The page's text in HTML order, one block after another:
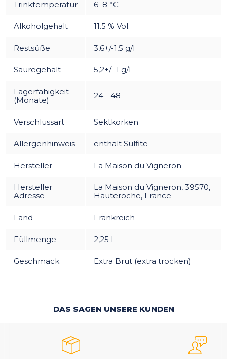
Trinktemperatur 6–8 °C
Alkoholgehalt 11.5 % Vol.
Restsüße 3,6+/-1,5 g/l
Säuregehalt 5,2+/- 1 g/l
Lagerfähigkeit
(Monate)
24 - 48
Verschlussart Sektkorken
Allergenhinweis enthält Sulfite
Hersteller La Maison du Vigneron
Hersteller
Adresse
La Maison du Vigneron, 39570,
Hauteroche, France
Land Frankreich
Füllmenge 2,25 L
Geschmack Extra Brut (extra trocken)
DAS SAGEN UNSERE KUNDEN